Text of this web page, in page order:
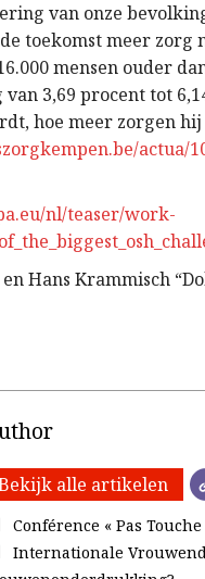
van onze
toekomst meer zorg
mensen ouder
van 3,69 procent tot
hoe meer zorgen
actua/
nl/teaser/work-
Hans Krammisch
alle artikelen
Conférence « Pas
Internationale